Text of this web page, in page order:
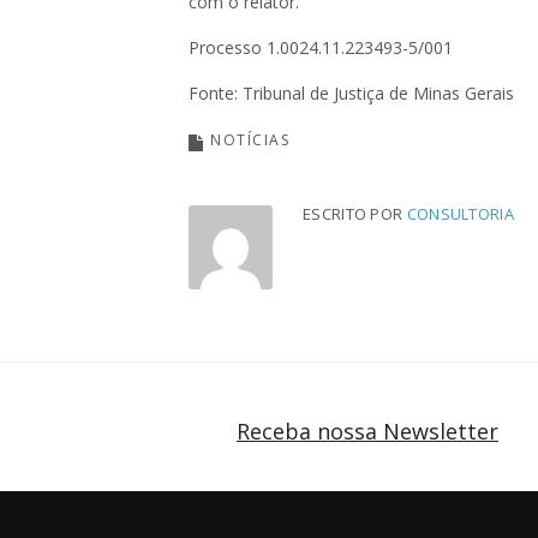
Processo 1.0024.11.223493-5/001
Fonte: Tribunal de Justiça de Minas Gerais
NOTÍCIAS
ESCRITO POR CONSULTORIA
Receba nossa Newsletter